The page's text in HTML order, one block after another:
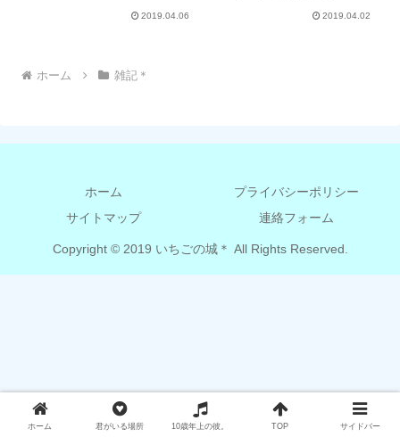
2019.04.06 2019.04.02
ホーム 雑記＊
ホーム
プライバシーポリシー
サイトマップ
連絡フォーム
Copyright © 2019 いちごの城＊ All Rights Reserved.
ホーム 君がいる場所 10歳年上の彼。 TOP サイドバー